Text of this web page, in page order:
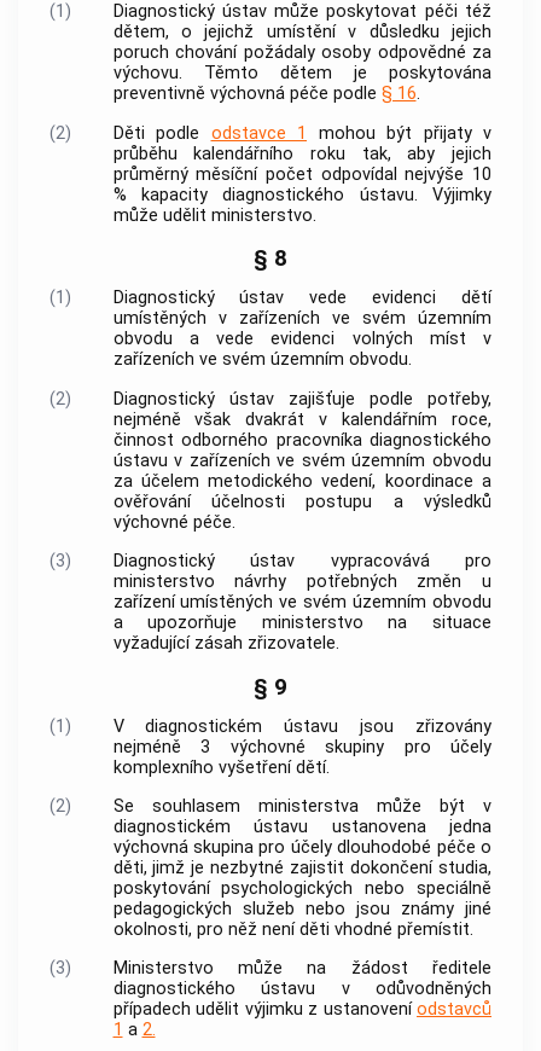
(1)
Diagnostický ústav může poskytovat péči též
dětem, o jejichž umístění v důsledku jejich
poruch chování požádaly osoby odpovědné za
výchovu. Těmto dětem je poskytována
preventivně výchovná péče podle § 16.
(2)
Děti podle odstavce 1
mohou být přijaty v
průběhu kalendářního roku tak, aby jejich
průměrný měsíční počet odpovídal nejvýše 10
% kapacity diagnostického ústavu. Výjimky
může udělit ministerstvo.
§ 8
(1)
Diagnostický ústav vede evidenci dětí
umístěných v zařízeních ve svém územním
obvodu a vede evidenci volných míst v
zařízeních ve svém územním obvodu.
(2)
Diagnostický ústav zajišťuje podle potřeby,
nejméně však dvakrát v kalendářním roce,
činnost odborného pracovníka diagnostického
ústavu v zařízeních ve svém územním obvodu
za účelem metodického vedení, koordinace a
ověřování účelnosti postupu a výsledků
výchovné péče.
(3)
Diagnostický ústav vypracovává pro
ministerstvo návrhy potřebných změn u
zařízení umístěných ve svém územním obvodu
a upozorňuje ministerstvo na situace
vyžadující zásah zřizovatele.
§ 9
(1)
V diagnostickém ústavu jsou zřizovány
nejméně 3 výchovné skupiny pro účely
komplexního vyšetření dětí.
(2)
Se souhlasem ministerstva může být v
diagnostickém ústavu ustanovena jedna
výchovná skupinapro účely dlouhodobé péče o
děti, jimž je nezbytné zajistit dokončení studia,
poskytování psychologických nebo speciálně
pedagogických služeb nebo jsou známy jiné
okolnosti, pro něž není děti vhodné přemístit.
(3)
Ministerstvo může na žádost ředitele
diagnostického ústavu v odůvodněných
případech udělit výjimku z ustanoveníodstavců
1 a 2.